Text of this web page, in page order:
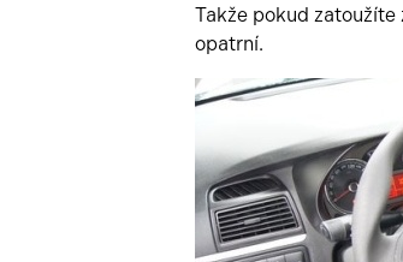
Takže pokud
opatrní.